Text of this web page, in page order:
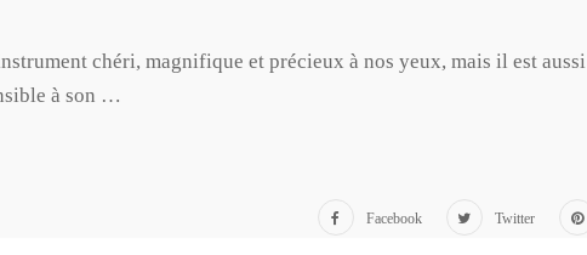
chéri, magnifique et précieux à nos yeux, mais il est aussi
à son …
Facebook Twitter